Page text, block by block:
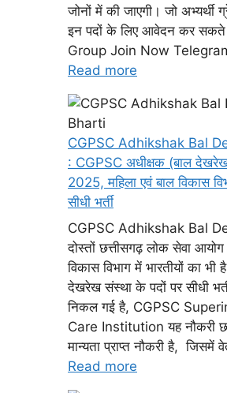
जोनों में की जाएगी। जो अभ्यर्थी
इन पदों के लिए आवेदन कर
Group Join Now
Read more
CGPSC Adhikshak Bal
: CGPSC अधीक्षक (बाल देखरेख
2025, महिला एवं बाल विकास
सीधी भर्ती
CGPSC Adhikshak Bal
दोस्तों छत्तीसगढ़ लोक सेवा आयोग
विकास विभाग में भारतीयों का
देखरेख संस्था के पदों पर सीधी
निकल गई है, CGPSC
Care Institution यह नौकरी
मान्यता प्राप्त नौकरी है,
Read more